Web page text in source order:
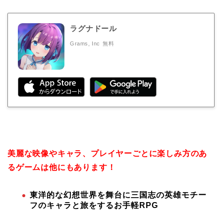
ラグナドール
Grams, Inc 無料
美麗な映像やキャラ、プレイヤーごとに楽しみ方のあ
るゲームは他にもあります！
東洋的な幻想世界を舞台に三国志の英雄モチー
フのキャラと旅をするお手軽RPG